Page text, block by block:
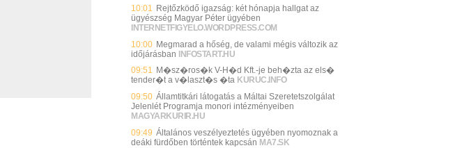
10:01 Rejtőzködő igazság: két hónapja hallgat az
ügyészség Magyar Péter ügyében
INTERNETFIGYELO.WORDPRESS.COM
10:00 Megmarad a hőség, de valami mégis változik az
időjárásban INFOSTART.HU
09:51 M�sz�ros�k V-H�d Kft.-je beh�zta az els�
tender�t a v�laszt�s �ta KURUC.INFO
09:50 Államtitkári látogatás a Máltai Szeretetszolgálat
Jelenlét Programja monori intézményeiben
MAGYARKURIR.HU
09:49 Általános veszélyeztetés ügyében nyomoznak a
deáki fürdőben történtek kapcsán MA7.SK